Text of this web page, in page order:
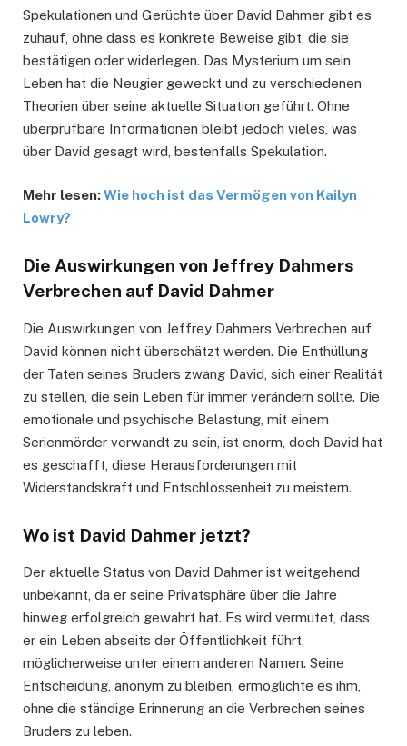
Spekulationen und Gerüchte über David Dahmer gibt es
zuhauf, ohne dass es konkrete Beweise gibt, die sie
bestätigen oder widerlegen. Das Mysterium um sein
Leben hat die Neugier geweckt und zu verschiedenen
Theorien über seine aktuelle Situation geführt. Ohne
überprüfbare Informationen bleibt jedoch vieles, was
über David gesagt wird, bestenfalls Spekulation.
Mehr lesen:Wie hoch ist das Vermögen von Kailyn
Lowry?
Die Auswirkungen von Jeffrey Dahmers
Verbrechen auf David Dahmer
Die Auswirkungen von Jeffrey Dahmers Verbrechen auf
David können nicht überschätzt werden. Die Enthüllung
der Taten seines Bruders zwang David, sich einer Realität
zu stellen, die sein Leben für immer verändern sollte. Die
emotionale und psychische Belastung, mit einem
Serienmörder verwandt zu sein, ist enorm, doch David hat
es geschafft, diese Herausforderungen mit
Widerstandskraft und Entschlossenheit zu meistern.
Wo ist David Dahmer jetzt?
Der aktuelle Status von David Dahmer ist weitgehend
unbekannt, da er seine Privatsphäre über die Jahre
hinweg erfolgreich gewahrt hat. Es wird vermutet, dass
er ein Leben abseits der Öffentlichkeit führt,
möglicherweise unter einem anderen Namen. Seine
Entscheidung, anonym zu bleiben, ermöglichte es ihm,
ohne die ständige Erinnerung an die Verbrechen seines
Bruders zu leben.